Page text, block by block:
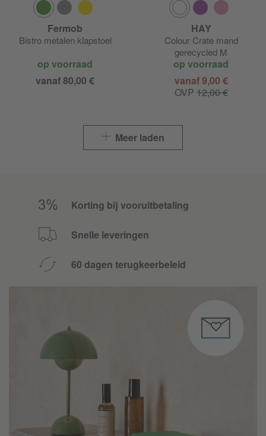
Fermob
Bistro metalen klapstoel
op voorraad
vanaf 80,00 €
HAY
Colour Crate mand
gerecycled M
op voorraad
vanaf 9,00 €
OVP12,00 €
Meer laden
Korting bij vooruitbetaling
Snelle leveringen
60 dagen terugkeerbeleid